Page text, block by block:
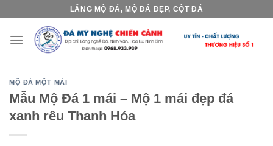
content
LĂNG MỘ ĐÁ, MỘ ĐÁ ĐẸP, CỘT ĐÁ
MỘ ĐÁ MỘT MÁI
Mẫu Mộ Đá 1 mái – Mộ 1 mái đẹp đá
xanh rêu Thanh Hóa